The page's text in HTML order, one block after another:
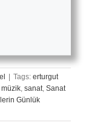
| Tags: erturgut
müzik sanat Sanat
Günlük